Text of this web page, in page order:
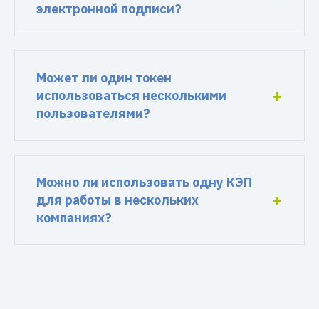
электронной подписи?
Может ли один токен
использоваться несколькими
пользователями?
Можно ли использовать одну КЭП
для работы в нескольких
компаниях?